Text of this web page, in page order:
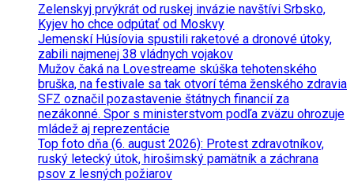
Zelenskyj prvýkrát od ruskej invázie navštívi Srbsko,
Kyjev ho chce odpútať od Moskvy
Jemenskí Húsíovia spustili raketové a dronové útoky,
zabili najmenej 38 vládnych vojakov
Mužov čaká na Lovestreame skúška tehotenského
bruška, na festivale sa tak otvorí téma ženského zdravia
SFZ označil pozastavenie štátnych financií za
nezákonné. Spor s ministerstvom podľa zväzu ohrozuje
mládež aj reprezentácie
Top foto dňa (6. august 2026): Protest zdravotníkov,
ruský letecký útok, hirošimský pamätník a záchrana
psov z lesných požiarov